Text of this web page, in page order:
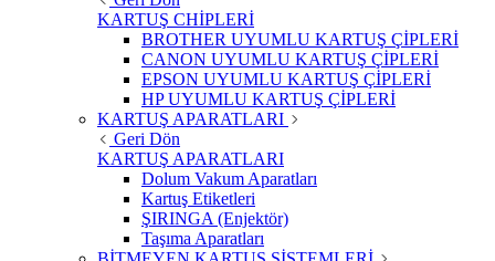
KARTUŞ CHİPLERİ
BROTHER UYUMLU KARTUŞ ÇİPLERİ
CANON UYUMLU KARTUŞ ÇİPLERİ
EPSON UYUMLU KARTUŞ ÇİPLERİ
HP UYUMLU KARTUŞ ÇİPLERİ
KARTUŞ APARATLARI
Geri Dön
KARTUŞ APARATLARI
Dolum Vakum Aparatları
Kartuş Etiketleri
ŞIRINGA (Enjektör)
Taşıma Aparatları